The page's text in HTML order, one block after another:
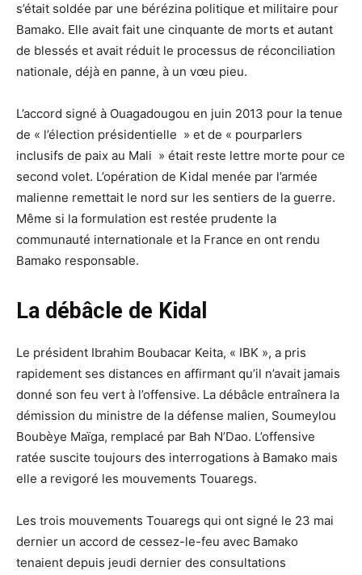
s’était soldée par une bérézina politique et militaire pour
Bamako. Elle avait fait une cinquante de morts et autant
de blessés et avait réduit le processus de réconciliation
nationale, déjà en panne, à un vœu pieu.
L’accord signé à Ouagadougou en juin 2013 pour la tenue
de « l’élection présidentielle » et de « pourparlers
inclusifs de paix au Mali » était reste lettre morte pour ce
second volet. L’opération de Kidal menée par l’armée
malienne remettait le nord sur les sentiers de la guerre.
Même si la formulation est restée prudente la
communauté internationale et la France en ont rendu
Bamako responsable.
La débâcle de Kidal
Le président Ibrahim Boubacar Keita, « IBK », a pris
rapidement ses distances en affirmant qu’il n’avait jamais
donné son feu vert à l’offensive. La débâcle entraînera la
démission du ministre de la défense malien, Soumeylou
Boubèye Maïga, remplacé par Bah N’Dao. L’offensive
ratée suscite toujours des interrogations à Bamako mais
elle a revigoré les mouvements Touaregs.
Les trois mouvements Touaregs qui ont signé le 23 mai
dernier un accord de cessez-le-feu avec Bamako
tenaient depuis jeudi dernier des consultations